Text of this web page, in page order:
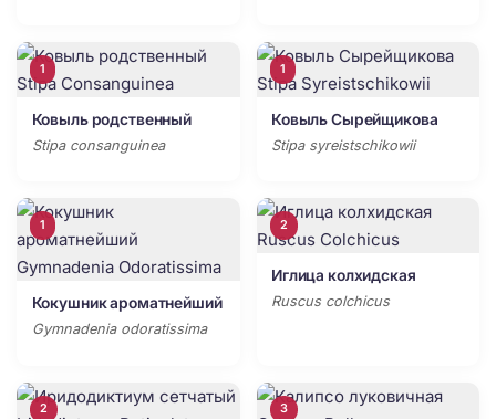
1
Ковыль родственный
Stipa consanguinea
1
Ковыль Сырейщикова
Stipa syreistschikowii
1
Кокушник ароматнейший
Gymnadenia odoratissima
2
Иглица колхидская
Ruscus colchicus
2 3